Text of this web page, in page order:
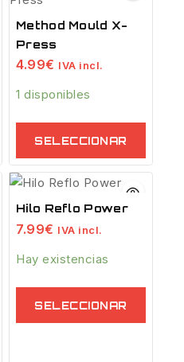
Method Mould X-
Press
4.99€ IVA incl.
1 disponibles
SELECCIONAR
OPCIONES
Hilo Reflo Power
7.99€ IVA incl.
Hay existencias
SELECCIONAR
OPCIONES